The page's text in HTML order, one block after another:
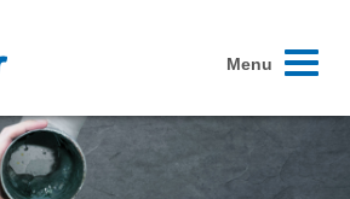
Toggle
Menu